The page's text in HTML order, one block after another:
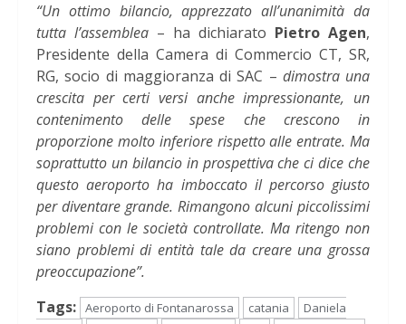
“Un ottimo bilancio, apprezzato all’unanimità da
tutta l’assemblea – ha dichiarato Pietro Agen,
Presidente della Camera di Commercio CT, SR,
RG, socio di maggioranza di SAC – dimostra una
crescita per certi versi anche impressionante, un
contenimento delle spese che crescono in
proporzione molto inferiore rispetto alle entrate. Ma
soprattutto un bilancio in prospettiva che ci dice che
questo aeroporto ha imboccato il percorso giusto
per diventare grande. Rimangono alcuni piccolissimi
problemi con le società controllate. Ma ritengo non
siano problemi di entità tale da creare una grossa
preoccupazione”.
Tags: Aeroporto di Fontanarossa catania
Daniela